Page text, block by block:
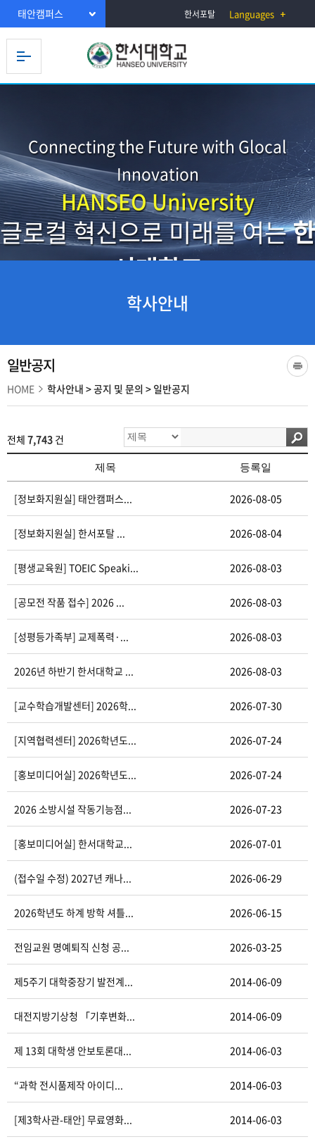
태안캠퍼스 한서포탈 Languages
Connecting the Future with Glocal
Innovation
HANSEO University
글로컬 혁신으로 미래를 여는한
서대학교
학사안내
일반공지
HOME 학사안내 >공지 및 문의 > 일반공지
전체 7,743 건
제목 등록일
[정보화지원실] 태안캠퍼스... 2026-08-05
[정보화지원실] 한서포탈 ... 2026-08-04
[평생교육원] TOEIC Speaki... 2026-08-03
[공모전 작품 접수] 2026 ... 2026-08-03
[성평등가족부] 교제폭력·... 2026-08-03
2026년 하반기 한서대학교 ... 2026-08-03
[교수학습개발센터] 2026학... 2026-07-30
[지역협력센터] 2026학년도... 2026-07-24
[홍보미디어실] 2026학년도... 2026-07-24
2026 소방시설 작동기능점... 2026-07-23
[홍보미디어실] 한서대학교... 2026-07-01
(접수일 수정) 2027년 캐나... 2026-06-29
2026학년도 하계 방학 셔틀... 2026-06-15
전임교원 명예퇴직 신청 공... 2026-03-25
제5주기 대학중장기 발전계... 2014-06-09
대전지방기상청 「기후변화... 2014-06-09
제 13회 대학생 안보토론대... 2014-06-03
“과학 전시품제작 아이디... 2014-06-03
[제3학사관-태안] 무료영화... 2014-06-03